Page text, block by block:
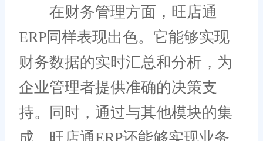
在财务管理方面，旺店通
ERP同样表现出色。它能够实现
财务数据的实时汇总和分析，为
企业管理者提供准确的决策支
持。同时，通过与其他模块的集